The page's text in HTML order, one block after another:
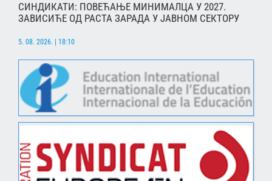
СИНДИКАТИ: ПОВЕЋАЊЕ МИНИМАЛЦА У 2027.
ЗАВИСИЋЕ ОД РАСТА ЗАРАДА У ЈАВНОМ СЕКТОРУ
5. 08. 2026. | 18:10